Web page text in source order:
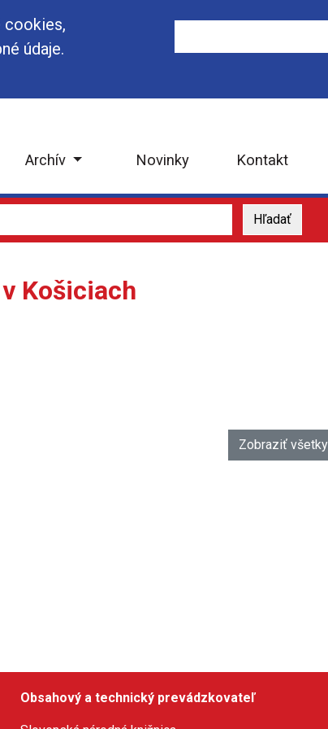
cookies,
údaje.
Archív Novinky Kontakt
Košiciach
Zobraziť
Obsahový a technický prevádzkovateľ